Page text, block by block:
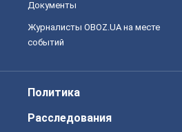
Документы
Журналисты OBOZ.UA на месте
событий
Политика
Расследования